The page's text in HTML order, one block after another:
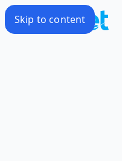
Skip to content